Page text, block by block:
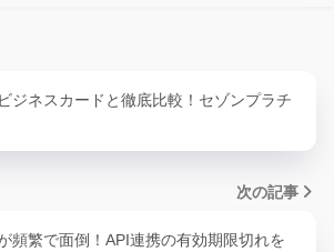
ジネスカードと徹底比較！セゾンプラチ
次の記事
頻繁で面倒！API連携の有効期限切れを